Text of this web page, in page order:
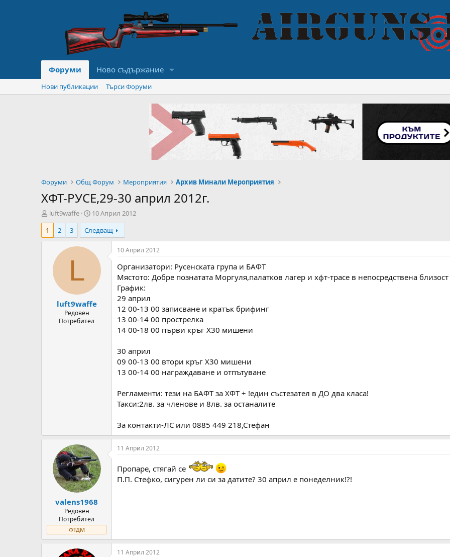
Форуми Ново съдържание
Нови публикации Търси Форуми
Форуми Общ Форум Мероприятия Архив Минали Мероприятия
ХФТ-РУСЕ,29-30 април 2012г.
А
в
о
luft9waffe
Н
а
ч
а
н
а
а
10 Април 2012
1
2 3 Следващ
L
luft9waffe
Редовен
Потребител
10 Април 2012
Организатори: Русенската група и БАФТ
Мястото: Добре познатата Моргуля,палатков лагер и хфт-трасе в непосредствена близост
График:
29 април
12 00-13 00 записване и кратък брифинг
13 00-14 00 прострелка
14 00-18 00 първи кръг Х30 мишени
30 април
09 00-13 00 втори кръг Х30 мишени
13 00-14 00 награждаване и отпътуване
Регламенти: тези на БАФТ за ХФТ + !един състезател в ДО два класа!
Такси:2лв. за членове и 8лв. за останалите
За контакти-ЛС или 0885 449 218,Стефан
valens1968
Редовен
Потребител
ФТДМ
11 Април 2012
Пропаре, стягай се
П.П. Стефко, сигурен ли си за датите? 30 април е понеделник!?!
11 Април 2012